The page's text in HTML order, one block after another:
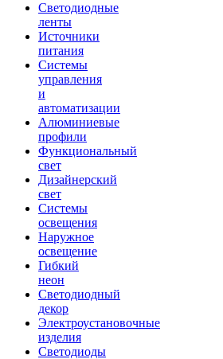
Светодиодные
ленты
Источники
питания
Системы
управления
и
автоматизации
Алюминиевые
профили
Функциональный
свет
Дизайнерский
свет
Системы
освещения
Наружное
освещение
Гибкий
неон
Светодиодный
декор
Электроустановочные
изделия
Светодиоды